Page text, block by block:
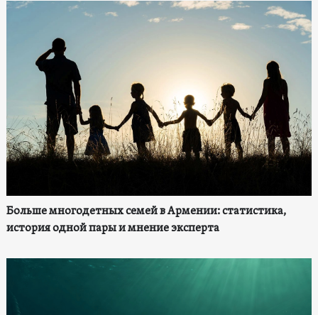
Больше многодетных семей в Армении: статистика,
история одной пары и мнение эксперта